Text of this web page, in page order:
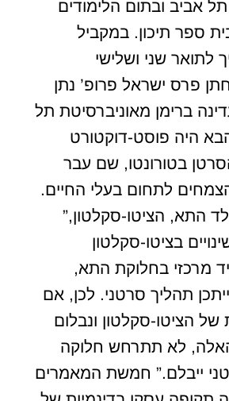
אביב ובתום הלימודים
ספר תיכון. במקביל
לתואר שני ושלישי
פרס ישראל פרופ’ נתן
ברימן מאוניברסיטת תל
היה פוסט-דוקטורט
בטורונטו, שם עבר
לתחום בעלי החיים.
התא, הציטו-סקלטון,”
בציטו-סקלטון
מרכזי בחלוקת התא,
תהליך סרטני. לכן, אם
של הציטו-סקלטון ונבלום
האלה, לא תתרחש חלוקה
ייבלם.” חמשת המאמרים